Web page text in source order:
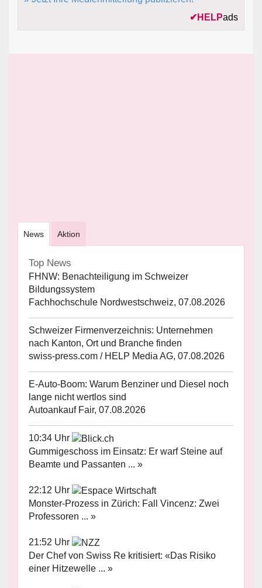
✔ HELPads
News Aktion
Top News
FHNW: Benachteiligung im Schweizer
Bildungssystem
Fachhochschule Nordwestschweiz, 07.08.2026
Schweizer Firmenverzeichnis: Unternehmen
nach Kanton, Ort und Branche finden
swiss-press.com / HELP Media AG, 07.08.2026
E-Auto-Boom: Warum Benziner und Diesel noch
lange nicht wertlos sind
Autoankauf Fair, 07.08.2026
10:34 Uhr
Gummigeschoss im Einsatz: Er warf Steine auf
Beamte und Passanten ... »
22:12 Uhr
Monster-Prozess in Zürich: Fall Vincenz: Zwei
Professoren ... »
21:52 Uhr
Der Chef von Swiss Re kritisiert: «Das Risiko
einer Hitzewelle ... »